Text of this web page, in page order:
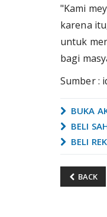
"Kami
karena
untuk
bagi
Sumber :
BUKA
BELI
BELI
BACK